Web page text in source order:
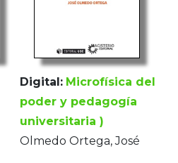
Digital: Microfísica del
poder y pedagogía
universitaria )
Olmedo Ortega, José